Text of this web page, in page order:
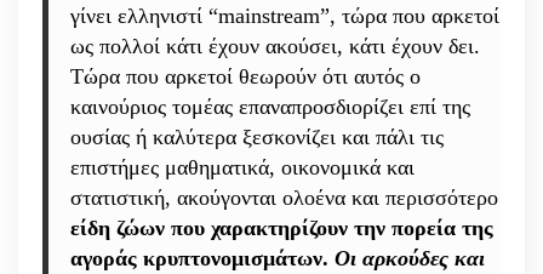
γίνει ελληνιστί “mainstream”, τώρα που αρκετοί
ως πολλοί κάτι έχουν ακούσει, κάτι έχουν δει.
Τώρα που αρκετοί θεωρούν ότι αυτός ο
καινούριος τομέας επαναπροσδιορίζει επί της
ουσίας ή καλύτερα ξεσκονίζει και πάλι τις
επιστήμες μαθηματικά, οικονομικά και
στατιστική, ακούγονται ολοένα και περισσότερο
είδη ζώων που χαρακτηρίζουν την πορεία της
αγοράς κρυπτονομισμάτων. Οι αρκούδες και